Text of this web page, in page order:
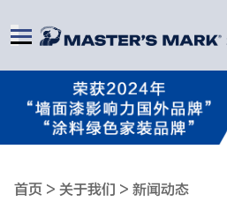
首页 > 关于我们 > 新闻动态